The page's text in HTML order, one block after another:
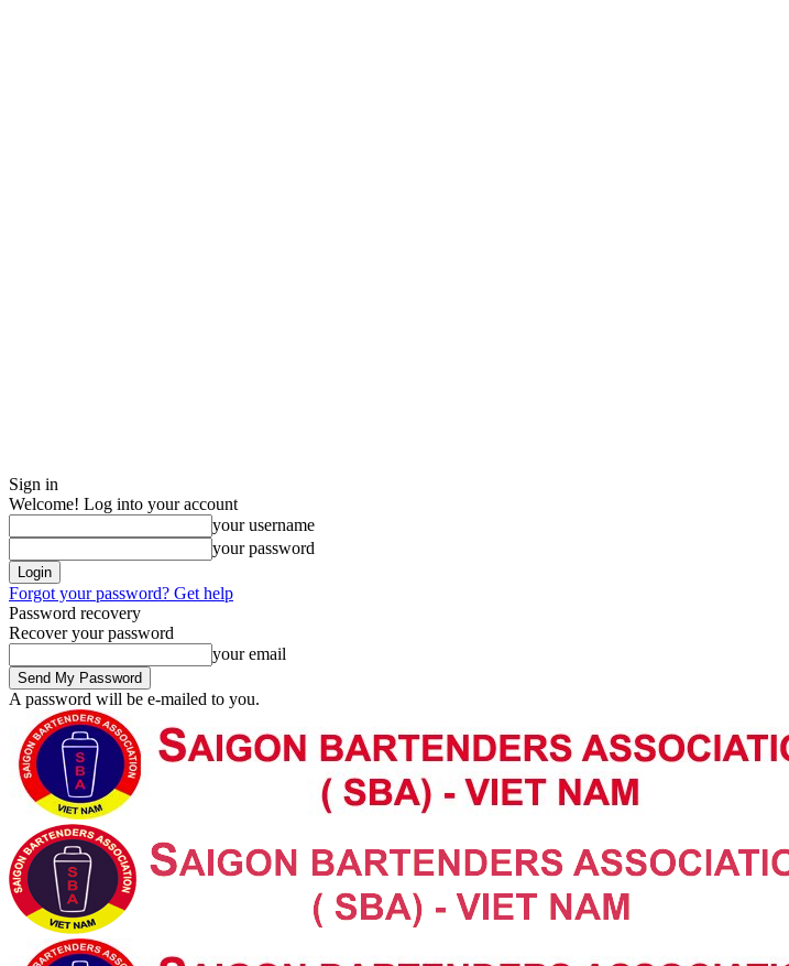
Sign in
Welcome! Log into your account
your username
your password
Forgot your password? Get help
Password recovery
Recover your password
your email
A password will be e-mailed to you.